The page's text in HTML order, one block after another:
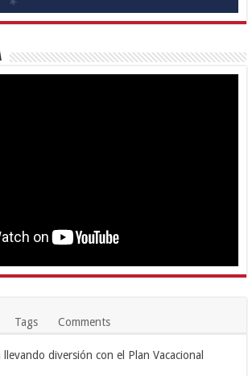
Tags Comments
diversión con el Plan Vacacional